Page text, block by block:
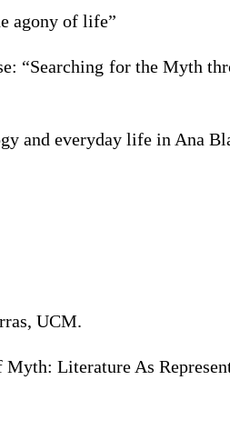
agony of life”
“Searching for the Myth
and everyday life in Ana
UCM.
Literature As